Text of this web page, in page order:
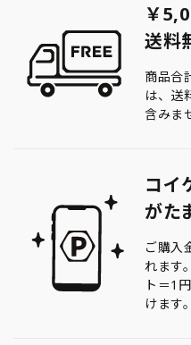
￥
送料
商品合
は、送
含みま
コイ
がた
ご購入
れます
ト＝1
けます。